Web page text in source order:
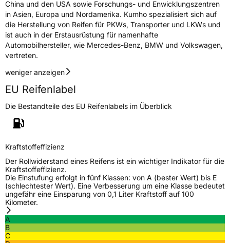
China und den USA sowie Forschungs- und Enwicklungszentren
in Asien, Europa und Nordamerika. Kumho spezialisiert sich auf
die Herstellung von Reifen für PKWs, Transporter und LKWs und
ist auch in der Erstausrüstung für namenhafte
Automobilhersteller, wie Mercedes-Benz, BMW und Volkswagen,
vertreten.
weniger anzeigen
EU Reifenlabel
Die Bestandteile des EU Reifenlabels im Überblick
Kraftstoffeffizienz
Der Rollwiderstand eines Reifens ist ein wichtiger Indikator für die
Kraftstoffeffizienz.
Die Einstufung erfolgt in fünf Klassen: von A (bester Wert) bis E
(schlechtester Wert). Eine Verbesserung um eine Klasse bedeutet
ungefähr eine Einsparung von 0,1 Liter Kraftstoff auf 100
Kilometer.
A
B
C